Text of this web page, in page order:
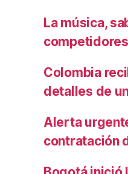
La música,
Colombia
detalles de
Alerta
contratación